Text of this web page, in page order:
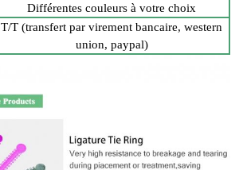
Différentes couleurs à votre choix
T/T (transfert par virement bancaire, western
union, paypal)